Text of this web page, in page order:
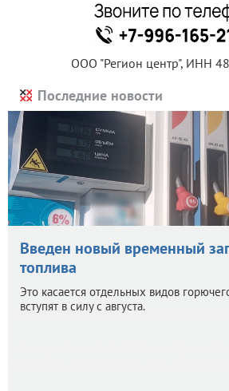
ООО "Регион центр", ИНН
Последние новости
Введен новый временный
топлива
Это касается отдельных видов
вступят в силу с августа.